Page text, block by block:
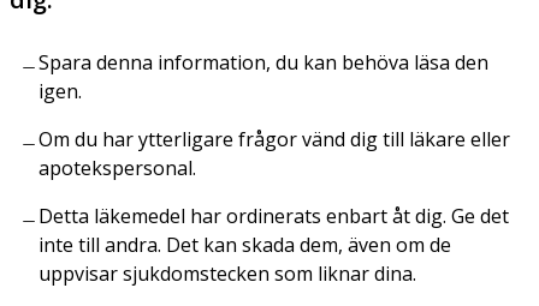
Spara denna information, du kan behöva läsa den
igen.
Om du har ytterligare frågor vänd dig till läkare eller
apotekspersonal.
Detta läkemedel har ordinerats enbart åt dig. Ge det
inte till andra. Det kan skada dem, även om de
uppvisar sjukdomstecken som liknar dina.